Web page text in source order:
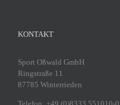
KONTAKT
Sport Oßwald GmbH
Ringstraße 11
87785 Winterrieden